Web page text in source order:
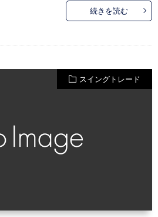
続きを読む
スイングトレード